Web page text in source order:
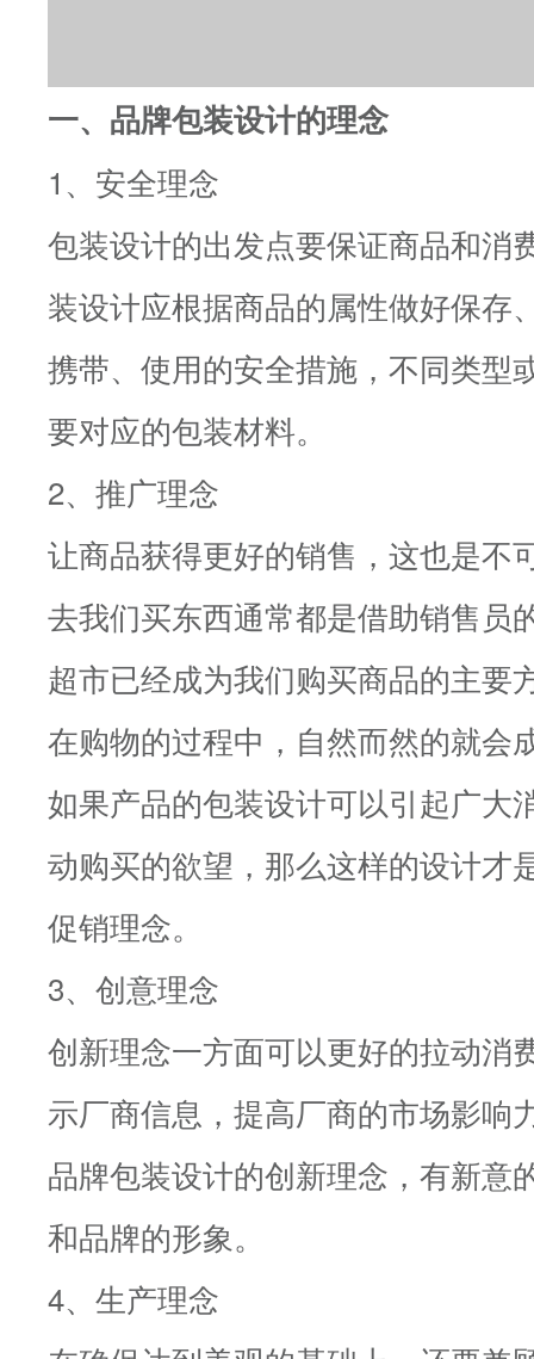
一、品牌包装设计的理念
1、安全理念
包装设计的出发点要保证商品和消
装设计应根据商品的属性做好保存
携带、使用的安全措施，不同类型
要对应的包装材料。
2、推广理念
让商品获得更好的销售，这也是不
去我们买东西通常都是借助销售员
超市已经成为我们购买商品的主要
在购物的过程中，自然而然的就会
如果产品的包装设计可以引起广大
动购买的欲望，那么这样的设计才
促销理念。
3、创意理念
创新理念一方面可以更好的拉动消
示厂商信息，提高厂商的市场影响
品牌包装设计的创新理念，有新意
和品牌的形象。
4、生产理念